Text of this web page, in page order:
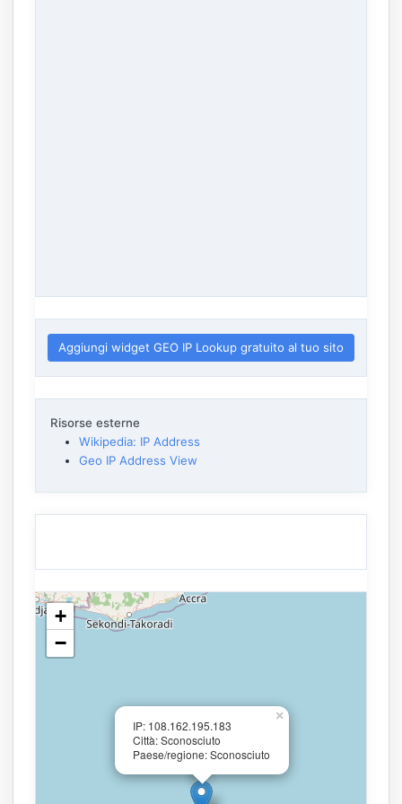
Aggiungi widget GEO IP Lookup gratuito al tuo sito
Risorse esterne
Wikipedia: IP Address
Geo IP Address View
IP: 108.162.195.183
Città: Sconosciuto
Paese/regione: Sconosciuto
×
+
−